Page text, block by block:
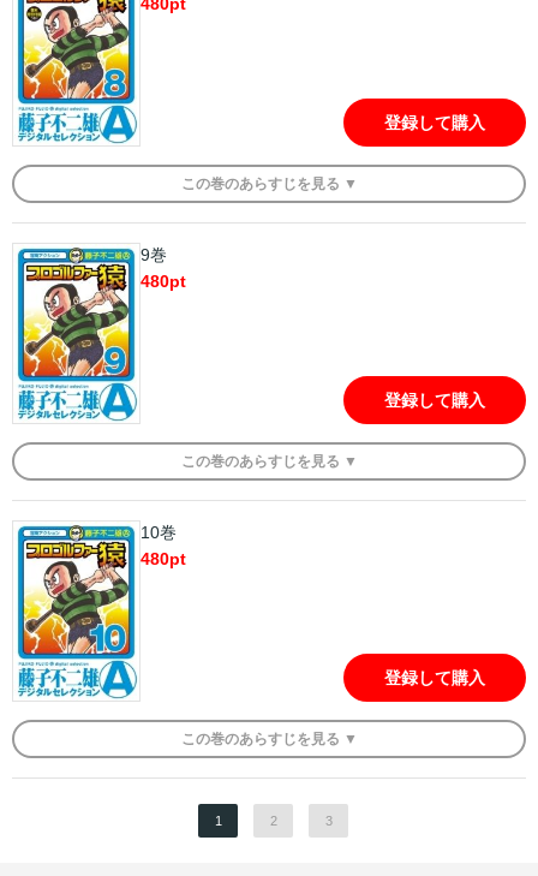
480pt
登録して購入
この巻のあらすじを 見る ▼
9巻
480pt
登録して購入
この巻のあらすじを 見る ▼
10巻
480pt
登録して購入
この巻のあらすじを 見る ▼
1 2 3